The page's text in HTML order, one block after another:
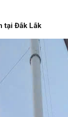
tại Đắk Lắk